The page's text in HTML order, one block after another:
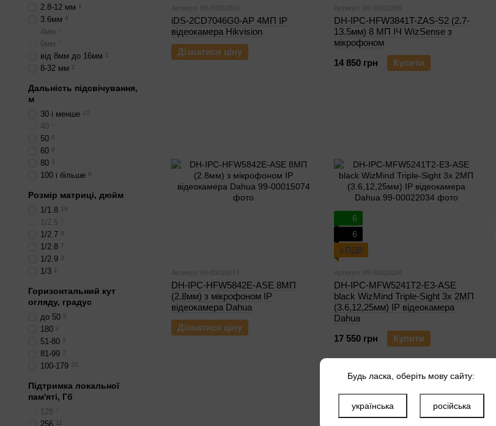
Артикул: 99-00002804
iDS-2CD7046G0-AP 4МП IP
відеокамера Hikvision
Дізнатися ціну
Артикул: 99-00011068
DH-IPC-HFW3841T-ZAS-S2 (2.7-
13.5мм) 8 МП ІЧ WizSense з
мікрофоном
14 850 грн
Купити
Артикул: 99-00015074
DH-IPC-HFW5842E-ASE 8МП
(2.8мм) з мікрофоном IP
відеокамера Dahua
Дізнатися ціну
6
6
з ПДВ
Артикул: 99-00022034
DH-IPC-MFW5241T2-E3-ASE
black WizMind Triple-Sight 3x 2МП
(3.6,12,25мм) IP відеокамера
Dahua
17 550 грн
Купити
2.8-12 мм 1
3.6мм 4
4мм
6мм
від 8мм до 16мм 1
8-32 мм 2
Дальність підсвічування,
м
30 і менше 10
40
50 8
60 9
80 3
100 і більше 6
Розмір матриці, дюйм
1/1.8 18
1/2.5
1/2.7 8
1/2.8 7
1/2.9 3
1/3 1
Горизонтальний кут
огляду, градус
до 50 5
180 2
51-80 1
81-99 7
100-179 20
Підтримка локальної
пам'яті, Гб
128
256 11
Будь ласка, оберіть мову сайту:
українська російська